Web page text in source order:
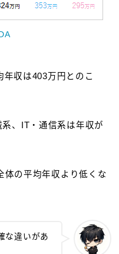
収は403万円とのこ
、IT・通信系は年収が
体の平均年収より低くな
な違いがあ